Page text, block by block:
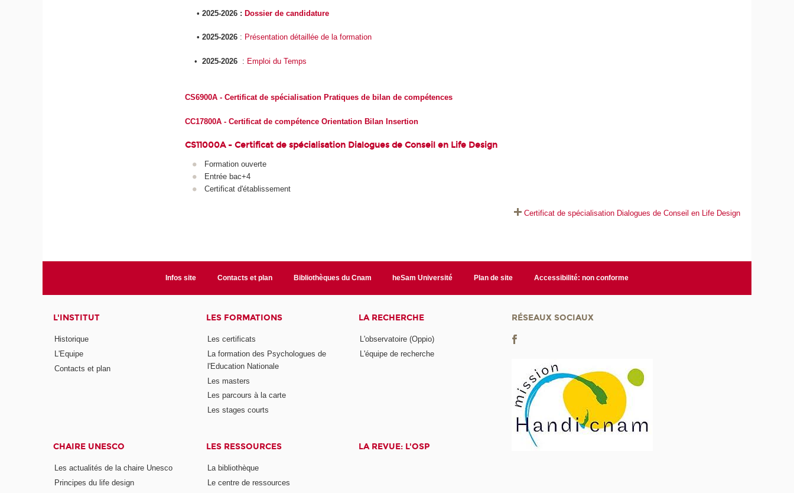
• 2025-2026 :Dossier de candidature
• 2025-2026 : Présentation détaillée de la formation
•2025-2026 : Emploi du Temps
CS6900A - Certificat de spécialisation Pratiques de bilan de compétences
CC17800A - Certificat de compétence Orientation Bilan Insertion
CS11000A - Certificat de spécialisation Dialogues de Conseil en Life Design
Formation ouverte
Entrée bac+4
Certificat d'établissement
Certificat de spécialisation Dialogues de Conseil en Life Design
Infos site Contacts et plan Bibliothèques du Cnam heSam Université Plan de site Accessibilité: non conforme
L'INSTITUT
Historique
L'Equipe
Contacts et plan
LES FORMATIONS
Les certificats
La formation des Psychologues de
l'Education Nationale
Les masters
Les parcours à la carte
Les stages courts
LA RECHERCHE
L'observatoire (Oppio)
L'équipe de recherche
CHAIRE UNESCO
Les actualités de la chaire Unesco
Principes du life design
LES RESSOURCES
La bibliothèque
Le centre de ressources
LA REVUE: L'OSP
RÉSEAUX SOCIAUX